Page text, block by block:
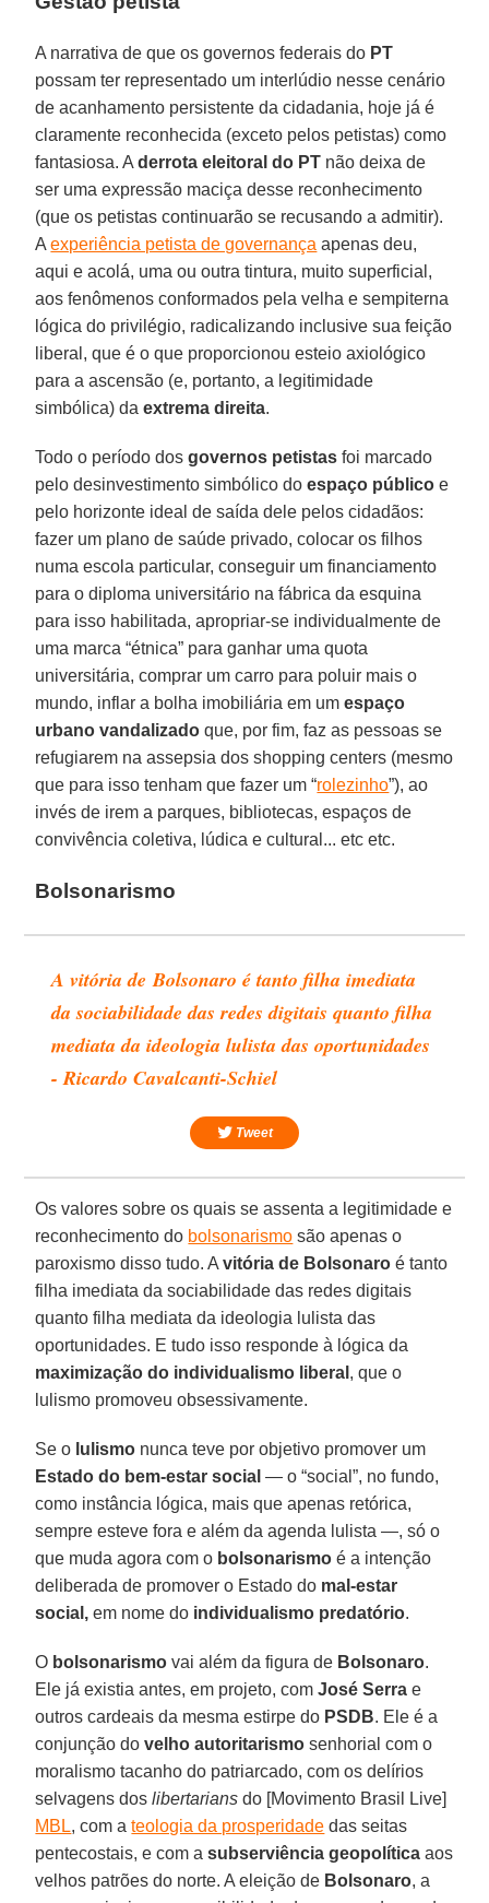
A narrativa de que os governos federais do PT
possam ter representado um interlúdio nesse cenário
de acanhamento persistente da cidadania, hoje já é
claramente reconhecida (exceto pelos petistas) como
fantasiosa. Aderrota eleitoral do PT não deixa de
ser uma expressão maciça desse reconhecimento
(que os petistas continuarão se recusando a admitir).
Aexperiência petista de governança apenas deu,
aqui e acolá, uma ou outra tintura, muito superficial,
aos fenômenos conformados pela velha e sempiterna
lógica do privilégio, radicalizando inclusive sua feição
liberal, que é o que proporcionou esteio axiológico
para a ascensão (e, portanto, a legitimidade
simbólica) daextrema direita.
Todo o período dosgovernos petistas foi marcado
pelo desinvestimento simbólico doespaço público e
pelo horizonte ideal de saída dele pelos cidadãos:
fazer um plano de saúde privado, colocar os filhos
numa escola particular, conseguir um financiamento
para o diploma universitário na fábrica da esquina
para isso habilitada, apropriar-se individualmente de
uma marca “étnica” para ganhar uma quota
universitária, comprar um carro para poluir mais o
mundo, inflar a bolha imobiliária em um espaço
urbano vandalizado que, por fim, faz as pessoas se
refugiarem na assepsia dos shopping centers (mesmo
que para isso tenham que fazer um “rolezinho”), ao
invés de irem a parques, bibliotecas, espaços de
convivência coletiva, lúdica e cultural... etc etc.
Bolsonarismo
A vitória de Bolsonaro é tanto filha imediata
da sociabilidade das redes digitais quanto filha
mediata da ideologia lulista das oportunidades
- Ricardo Cavalcanti-Schiel
Tweet
Os valores sobre os quais se assenta a legitimidade e
reconhecimento do bolsonarismo são apenas o
paroxismo disso tudo. Avitória de Bolsonaro é tanto
filha imediata da sociabilidade das redes digitais
quanto filha mediata da ideologia lulista das
oportunidades. E tudo isso responde à lógica da
maximização do individualismo liberal , que o
lulismo promoveu obsessivamente.
Se o lulismo nunca teve por objetivo promover um
Estado do bem-estar social ― o “social”, no fundo,
como instância lógica, mais que apenas retórica,
sempre esteve fora e além da agenda lulista ―, só o
que muda agora com o bolsonarismo é a intenção
deliberada de promover o Estado do mal-estar
social, em nome do individualismo predatório.
O bolsonarismo vai além da figura de Bolsonaro.
Ele já existia antes, em projeto, com José Serra e
outros cardeais da mesma estirpe do PSDB. Ele é a
conjunção dovelho autoritarismo senhorial com o
moralismo tacanho do patriarcado, com os delírios
selvagens doslibertarians do [Movimento Brasil Live]
MBL, com ateologia da prosperidade das seitas
pentecostais, e com asubserviência geopolítica aos
velhos patrões do norte. A eleição de Bolsonaro, a